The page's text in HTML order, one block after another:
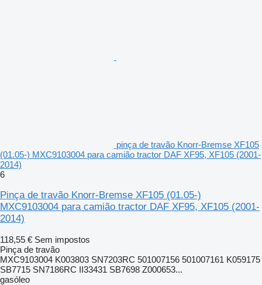
pinça de travão Knorr-Bremse XF105
(01.05-) MXC9103004 para camião tractor DAF XF95, XF105 (2001-
2014)
6
Pinça de travão Knorr-Bremse XF105 (01.05-)
MXC9103004 para camião tractor DAF XF95, XF105 (2001-
2014)
118,55 € Sem impostos
Pinça de travão
MXC9103004 K003803 SN7203RC 501007156 501007161 K059175
SB7715 SN7186RC II33431 SB7698 Z000653...
gasóleo